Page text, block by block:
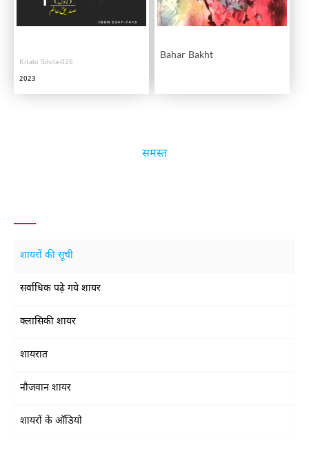
Kitabi Silsila-026
2023
Bahar Bakht
समस्त
शायरों की सूची
सर्वाधिक पढ़े गये शायर
क्लासिकी शायर
शायरात
नौजवान शायर
शायरों के ऑडियो